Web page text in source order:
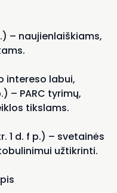
– naujienlaiškiams,
intereso labui,
– PARC tyrimų,
tikslams.
1 d. f p.) – svetainės
užtikrinti.